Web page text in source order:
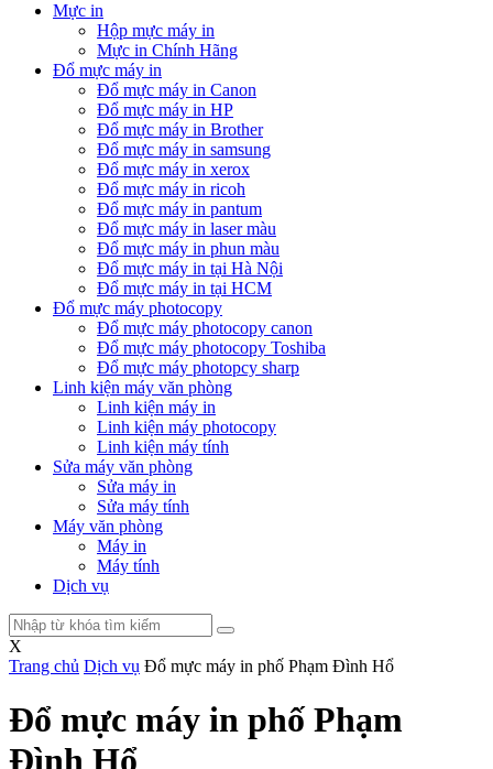
Mực in
Hộp mực máy in
Mực in Chính Hãng
Đổ mực máy in
Đổ mực máy in Canon
Đổ mực máy in HP
Đổ mực máy in Brother
Đổ mực máy in samsung
Đổ mực máy in xerox
Đổ mực máy in ricoh
Đổ mực máy in pantum
Đổ mực máy in laser màu
Đổ mực máy in phun màu
Đổ mực máy in tại Hà Nội
Đổ mực máy in tại HCM
Đổ mực máy photocopy
Đổ mực máy photocopy canon
Đổ mực máy photocopy Toshiba
Đổ mực máy photopcy sharp
Linh kiện máy văn phòng
Linh kiện máy in
Linh kiện máy photocopy
Linh kiện máy tính
Sửa máy văn phòng
Sửa máy in
Sửa máy tính
Máy văn phòng
Máy in
Máy tính
Dịch vụ
Tìm
kiếm:
X
Trang chủ Dịch vụ Đổ mực máy in phố Phạm Đình Hổ
Đổ mực máy in phố Phạm
Đình Hổ